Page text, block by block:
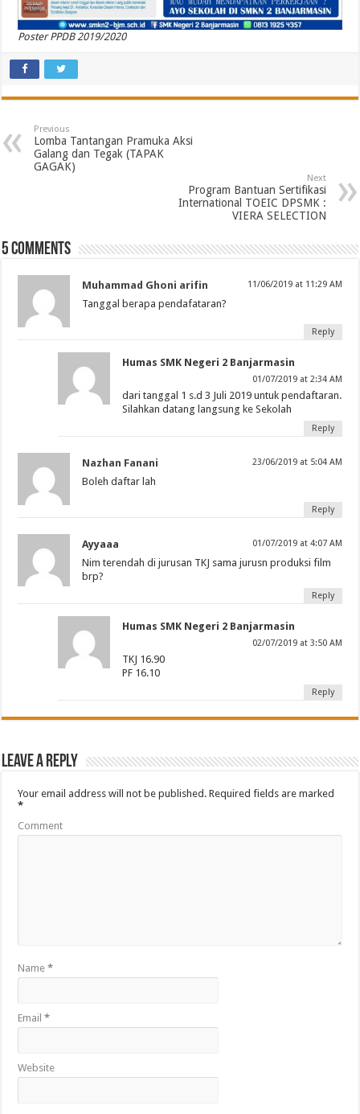
Poster PPDB 2019/2020
Previous
Lomba Tantangan Pramuka Aksi
Galang dan Tegak (TAPAK
GAGAK)
Next
Program Bantuan Sertifikasi
International TOEIC DPSMK :
VIERA SELECTION
5 comments
Muhammad Ghoni arifin 11/06/2019 at 11:29 AM
Tanggal berapa pendafataran?
Reply
Humas SMK Negeri 2 Banjarmasin
01/07/2019 at 2:34 AM
dari tanggal 1 s.d 3 Juli 2019 untuk pendaftaran.
Silahkan datang langsung ke Sekolah
Reply
Nazhan Fanani 23/06/2019 at 5:04 AM
Boleh daftar lah
Reply
Ayyaaa 01/07/2019 at 4:07 AM
Nim terendah di jurusan TKJ sama jurusn produksi film
brp?
Reply
Humas SMK Negeri 2 Banjarmasin
02/07/2019 at 3:50 AM
TKJ 16.90
PF 16.10
Reply
Leave a Reply
Your email address will not be published. Required fields are marked
*
Comment
Name*
Email*
Website